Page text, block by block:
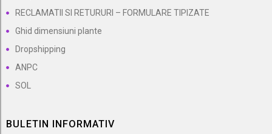
RECLAMATII SI RETURURI – FORMULARE TIPIZATE
Ghid dimensiuni plante
Dropshipping
ANPC
SOL
BULETIN INFORMATIV